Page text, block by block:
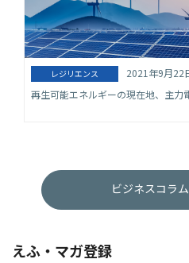
レジリエンス
2021年9月22
再生可能エネルギーの現在地、主力
ビジネスコラ
えふ・マガ登録